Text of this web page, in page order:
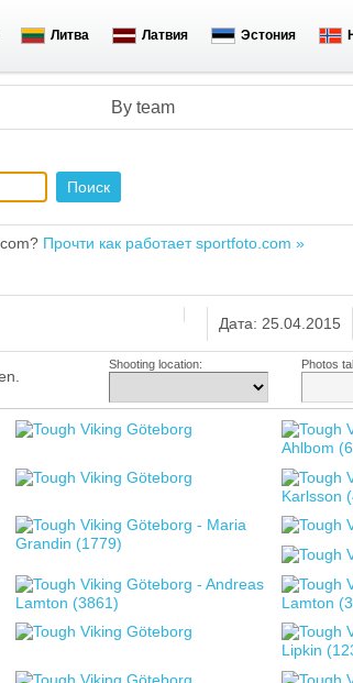
Литва Латвия Эстония
By team
Прочти как работает sportfoto.com »
Дата: 25.04.2015
Shooting location: Photos